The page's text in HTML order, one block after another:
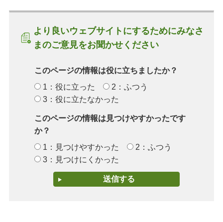
より良いウェブサイトにするためにみなさ
まのご意見をお聞かせください
このページの情報は役に立ちましたか？
1：役に立った
2：ふつう
3：役に立たなかった
このページの情報は見つけやすかったです
か？
1：見つけやすかった
2：ふつう
3：見つけにくかった